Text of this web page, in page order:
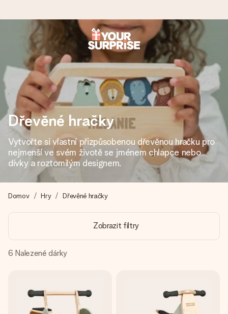
Objednejte dnes, odešleme do 1 prac. dne
Váš dárek vytvoříme s láskou a bleskově odešleme –
abyste ho mohli darovat právě v tu správnou chvíli, kdy na
tom nejvíc záleží.
4,8 (na základě +15 000 recenzí)
Naše dárky inspirují. Zákazníci nás na Google Reviews
hodnotí známkou 4,8.
Vytvořte něco jedinečného během několika kroků – s jejím
jménem, vaší fotografií nebo vzkazem, který doopravdy
zahřeje u srdce. Žádné zbytečné složitosti, jen spousta
lásky pro daný okamžik.
Dřevěné hračky
Vytvořte si vlastní přizpůsobenou dřevěnou hračku pro
nejmenší ve svém životě se jménem chlapce nebo
dívky a roztomilým designem.
Domov Hry Dřevěné hračky
Zobrazit filtry
6 Nalezené dárky